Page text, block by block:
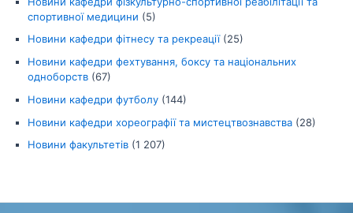
спортивної медицини (5)
Новини кафедри фітнесу та рекреації(25)
Новини кафедри фехтування, боксу та національних
одноборств (67)
Новини кафедри футболу (144)
Новини кафедри хореографії та мистецтвознавства (28)
Новини факультетів (1 207)